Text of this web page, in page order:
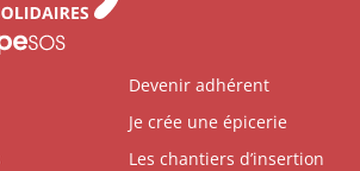
Devenir adhérent
Je crée une épicerie
Les chantiers d’insertion